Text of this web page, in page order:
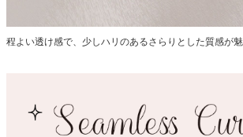
程よい透け感で、少しハリのあるさらりとした質感が魅